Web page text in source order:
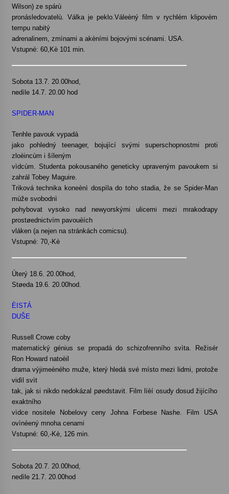
Wilson) ze spárù
pronásledovatelù. Válka je peklo.Váleèný film v rychlém klipovém
tempu nabitý
adrenalinem, zmìnami a akèními bojovými scénami. USA.
Vstupné: 60,Kè 101 min.
Sobota 13.7. 20.00hod,
nedìle 14.7. 20.00 hod
SPIDER-MAN
Tenhle pavouk vypadá
jako pohledný teenager, bojující svými superschopnostmi proti
zloèincùm i šíleným
vìdcùm. Studenta pokousaného geneticky upraveným pavoukem si
zahrál Tobey Maguire.
Triková technika koneènì dospìla do toho stadia, že se Spider-Man
mùže svobodnì
pohybovat vysoko nad newyorskými ulicemi mezi mrakodrapy
prostøednictvím pavouèích
vláken (a nejen na stránkách comicsu).
Vstupné: 70,-Kè
Úterý 18.6. 20.00hod,
Støeda 19.6. 20.00hod.
ÈISTÁ
DUŠE
Russell Crowe coby
matematický génius se propadá do schizofrenního svìta. Režisér
Ron Howard natoèil
drama výjimeèného muže, který hledá své místo mezi lidmi, protože
vidìl svìt
tak, jak si nikdo nedokázal pøedstavit. Film líèí osudy dosud žijícího
exaktního
vìdce nositele Nobelovy ceny Johna Forbese Nashe. Film USA
ovìnèený mnoha cenami
Vstupné: 60,-Kè, 126 min.
Sobota 20.7. 20.00hod,
nedìle 21.7. 20.00hod